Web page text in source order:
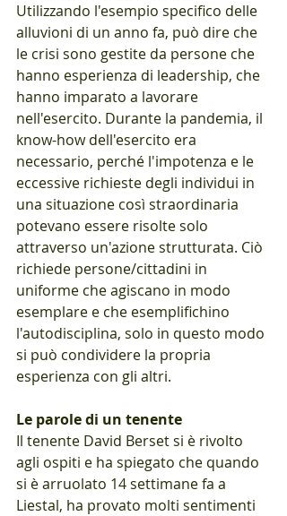
Utilizzando l'esempio specifico delle
alluvioni di un anno fa, può dire che
le crisi sono gestite da persone che
hanno esperienza di leadership, che
hanno imparato a lavorare
nell'esercito. Durante la pandemia, il
know-how dell'esercito era
necessario, perché l'impotenza e le
eccessive richieste degli individui in
una situazione così straordinaria
potevano essere risolte solo
attraverso un'azione strutturata. Ciò
richiede persone/cittadini in
uniforme che agiscano in modo
esemplare e che esemplifichino
l'autodisciplina, solo in questo modo
si può condividere la propria
esperienza con gli altri.
Le parole di un tenente
Il tenente David Berset si è rivolto
agli ospiti e ha spiegato che quando
si è arruolato 14 settimane fa a
Liestal, ha provato molti sentimenti